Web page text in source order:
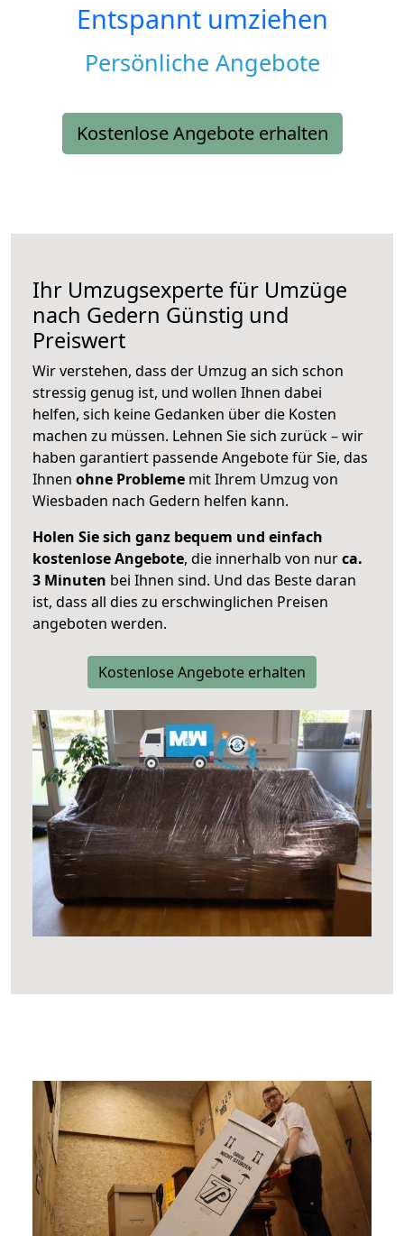
Entspannt umziehen
Persönliche Angebote
Kostenlose Angebote erhalten
Ihr Umzugsexperte für Umzüge
nach Gedern Günstig und
Preiswert
Wir verstehen, dass der Umzug an sich schon
stressig genug ist, und wollen Ihnen dabei
helfen, sich keine Gedanken über die Kosten
machen zu müssen. Lehnen Sie sich zurück – wir
haben garantiert passende Angebote für Sie, das
Ihnen ohne Probleme mit Ihrem Umzug von
Wiesbaden nach Gedern helfen kann.
Holen Sie sich ganz bequem und einfach
kostenlose Angebote, die innerhalb von nurca.
3 Minuten bei Ihnen sind. Und das Beste daran
ist, dass all dies zu erschwinglichen Preisen
angeboten werden.
Kostenlose Angebote erhalten